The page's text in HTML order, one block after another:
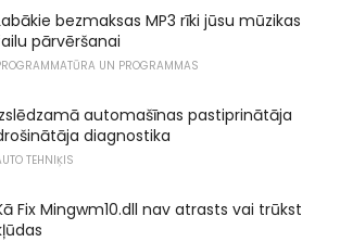
bezmaksas MP3 rīki jūsu mūzikas
pārvēršanai
UN PROGRAMMAS
automašīnas pastiprinātāja
diagnostika
TEHNIĶIS
Fix Mingwm10.dll nav atrasts vai trūkst